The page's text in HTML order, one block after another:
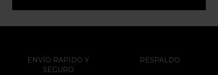
ENVÍO RAPIDO Y
SEGURO
RESPALDO